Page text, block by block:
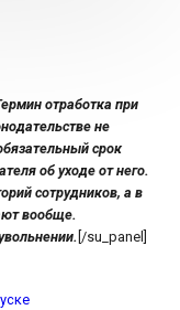
отработка при
не
срок
об уходе от него.
сотрудников, а в
вообще.
[/su_panel]